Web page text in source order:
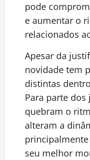
pode
e aumentar o
relacionados
Apesar da
novidade tem
distintas
Para parte dos
quebram o
alteram a
seu melhor